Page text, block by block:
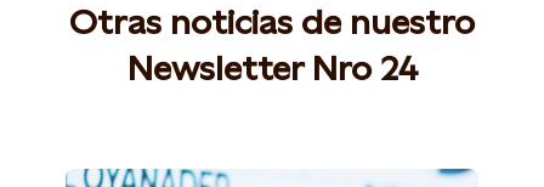
Otras noticias de nuestro
Newsletter Nro 24